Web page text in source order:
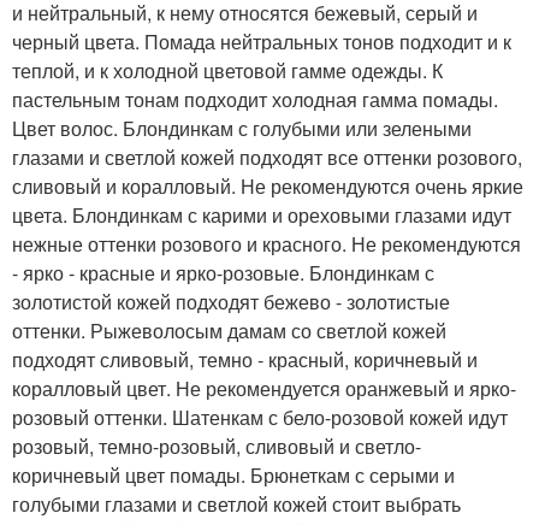
и нейтральный, к нему относятся бежевый, серый и
черный цвета. Помада нейтральных тонов подходит и к
теплой, и к холодной цветовой гамме одежды. К
пастельным тонам подходит холодная гамма помады.
Цвет волос. Блондинкам с голубыми или зелеными
глазами и светлой кожей подходят все оттенки розового,
сливовый и коралловый. Не рекомендуются очень яркие
цвета. Блондинкам с карими и ореховыми глазами идут
нежные оттенки розового и красного. Не рекомендуются
- ярко - красные и ярко-розовые. Блондинкам с
золотистой кожей подходят бежево - золотистые
оттенки. Рыжеволосым дамам со светлой кожей
подходят сливовый, темно - красный, коричневый и
коралловый цвет. Не рекомендуется оранжевый и ярко-
розовый оттенки. Шатенкам с бело-розовой кожей идут
розовый, темно-розовый, сливовый и светло-
коричневый цвет помады. Брюнеткам с серыми и
голубыми глазами и светлой кожей стоит выбрать